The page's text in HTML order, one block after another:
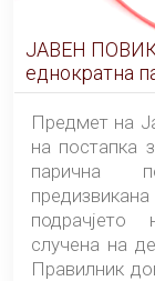
ЈАВЕН ПОВИК за доделување
еднократна
штетата предизвикана од природната
непогода на
Центар-Скопје случена на ден
година
Предмет на
на постапка
парична
подрачјето
случена на
Правилник